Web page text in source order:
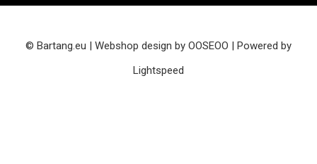
© Bartang.eu | Webshop design by OOSEOO | Powered by
Lightspeed